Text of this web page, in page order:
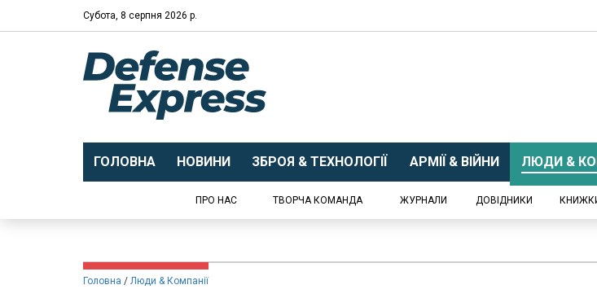
Субота, 8 серпня 2026 р.
ГОЛОВНА НОВИНИ ЗБРОЯ & ТЕХНОЛОГІЇ АРМІЇ & ВІЙНИ ЛЮДИ &
ПРО НАС ТВОРЧА КОМАНДА ЖУРНАЛИ ДОВІДНИКИ
Головна Люди & Компанії